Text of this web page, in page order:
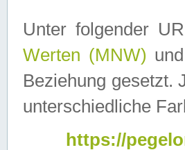
Unter folgender
Werten (MNW)
Beziehung gesetzt.
unterschiedliche
https://